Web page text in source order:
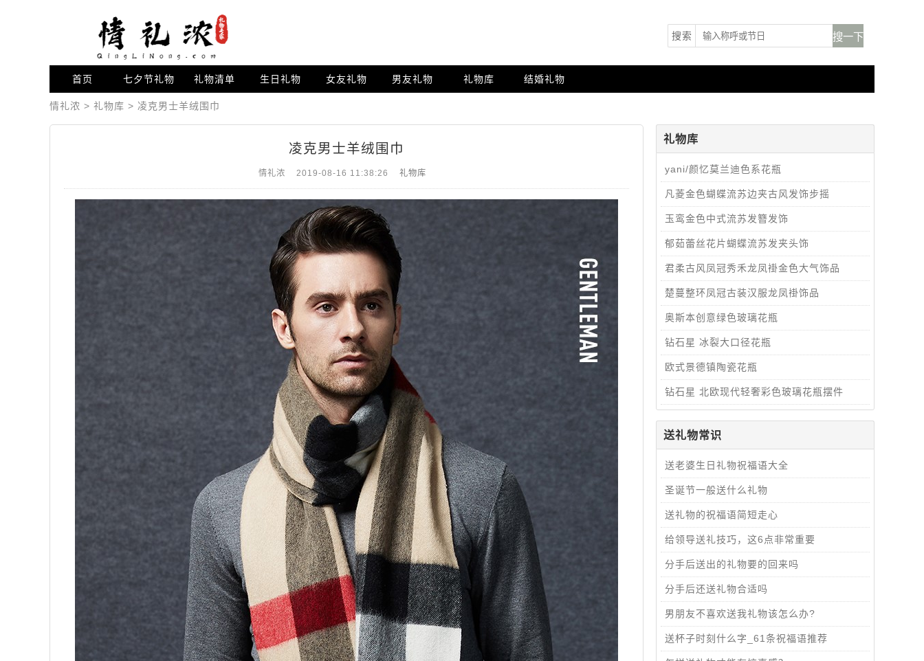
搜索
首页 七夕节礼物 礼物清单 生日礼物 女友礼物 男友礼物 礼物库 结婚礼物
情礼浓 > 礼物库 > 凌克男士羊绒围巾
凌克男士羊绒围巾
情礼浓 2019-08-16 11:38:26 礼物库
礼物库
yani/颜忆莫兰迪色系花瓶
凡菱金色蝴蝶流苏边夹古风发饰步摇
玉鸾金色中式流苏发簪发饰
郁茹蕾丝花片蝴蝶流苏发夹头饰
君柔古风凤冠秀禾龙凤褂金色大气饰品
楚蔓整环凤冠古装汉服龙凤褂饰品
奥斯本创意绿色玻璃花瓶
钻石星 冰裂大口径花瓶
欧式景德镇陶瓷花瓶
钻石星 北欧现代轻奢彩色玻璃花瓶摆件
送礼物常识
送老婆生日礼物祝福语大全
圣诞节一般送什么礼物
送礼物的祝福语简短走心
给领导送礼技巧，这6点非常重要
分手后送出的礼物要的回来吗
分手后还送礼物合适吗
男朋友不喜欢送我礼物该怎么办?
送杯子时刻什么字_61条祝福语推荐